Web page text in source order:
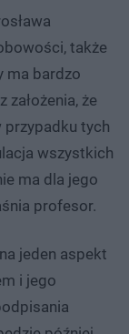
także
ma bardzo
że
przypadku tych
wszystkich
ma dla jego
profesor.
jeden aspekt
i jego